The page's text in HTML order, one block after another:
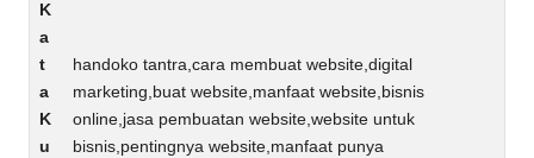
K
a
t
a
K
u
handoko tantra,cara membuat website,digital
marketing,buat website,manfaat website,bisnis
online,jasa pembuatan website,website untuk
bisnis,pentingnya website,manfaat punya